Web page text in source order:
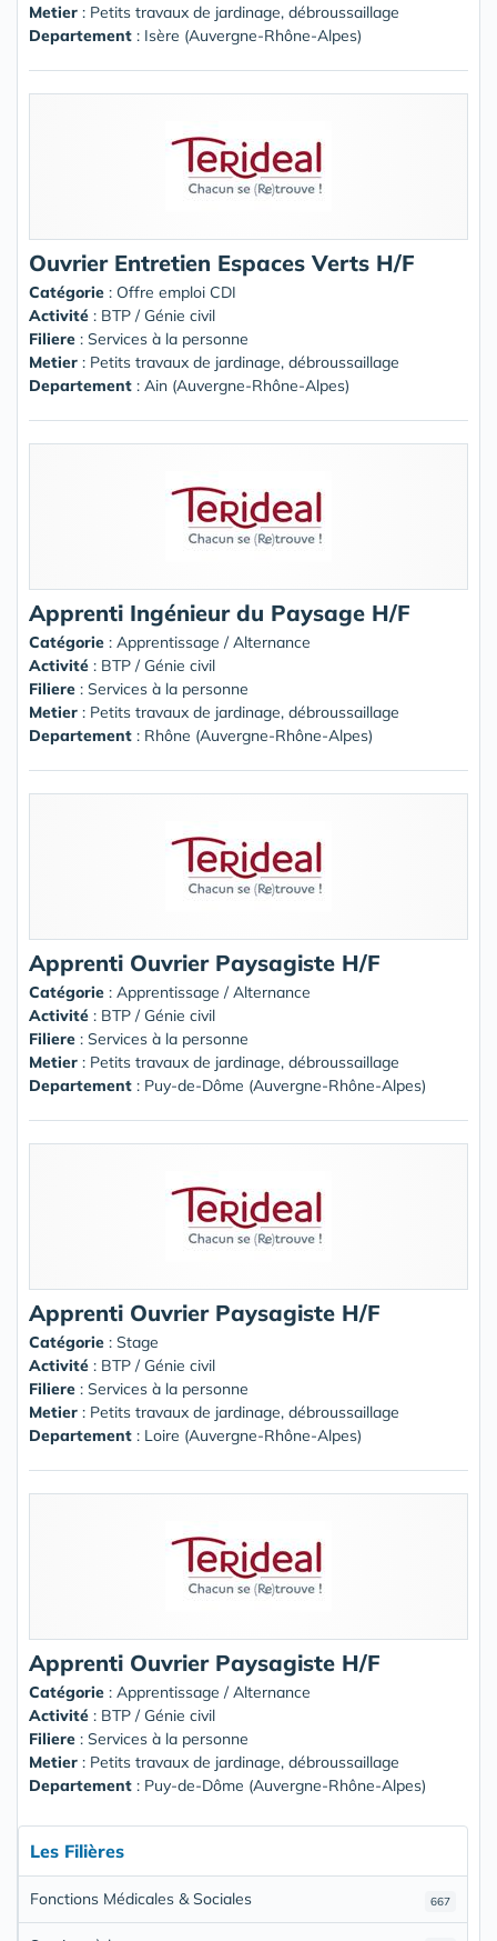
Metier : Petits travaux de jardinage, débroussaillage
Departement : Isère (Auvergne-Rhône-Alpes)
Ouvrier Entretien Espaces Verts H/F
Catégorie : Offre emploi CDI
Activité : BTP / Génie civil
Filiere : Services à la personne
Metier : Petits travaux de jardinage, débroussaillage
Departement : Ain (Auvergne-Rhône-Alpes)
Apprenti Ingénieur du Paysage H/F
Catégorie : Apprentissage / Alternance
Activité : BTP / Génie civil
Filiere : Services à la personne
Metier : Petits travaux de jardinage, débroussaillage
Departement : Rhône (Auvergne-Rhône-Alpes)
Apprenti Ouvrier Paysagiste H/F
Catégorie : Apprentissage / Alternance
Activité : BTP / Génie civil
Filiere : Services à la personne
Metier : Petits travaux de jardinage, débroussaillage
Departement : Puy-de-Dôme (Auvergne-Rhône-Alpes)
Apprenti Ouvrier Paysagiste H/F
Catégorie : Stage
Activité : BTP / Génie civil
Filiere : Services à la personne
Metier : Petits travaux de jardinage, débroussaillage
Departement : Loire (Auvergne-Rhône-Alpes)
Apprenti Ouvrier Paysagiste H/F
Catégorie : Apprentissage / Alternance
Activité : BTP / Génie civil
Filiere : Services à la personne
Metier : Petits travaux de jardinage, débroussaillage
Departement : Puy-de-Dôme (Auvergne-Rhône-Alpes)
Les Filières
667
Fonctions Médicales & Sociales